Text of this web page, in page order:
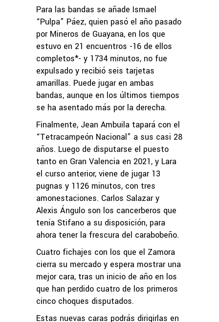
Para las bandas se añade Ismael
“Pulpa” Páez, quien pasó el año pasado
por Mineros de Guayana, en los que
estuvo en 21 encuentros -16 de ellos
completos*- y 1734 minutos, no fue
expulsado y recibió seis tarjetas
amarillas. Puede jugar en ambas
bandas, aunque en los últimos tiempos
se ha asentado más por la derecha.
Finalmente, Jean Ambuila tapará con el
“Tetracampeón Nacional” a sus casi 28
años. Luego de disputarse el puesto
tanto en Gran Valencia en 2021, y Lara
el curso anterior, viene de jugar 13
pugnas y 1126 minutos, con tres
amonestaciones. Carlos Salazar y
Alexis Ángulo son los cancerberos que
tenía Stifano a su disposición, para
ahora tener la frescura del carabobeño.
Cuatro fichajes con los que el Zamora
cierra su mercado y espera mostrar una
mejor cara, tras un inicio de año en los
que han perdido cuatro de los primeros
cinco choques disputados.
Estas nuevas caras podrás dirigirlas en